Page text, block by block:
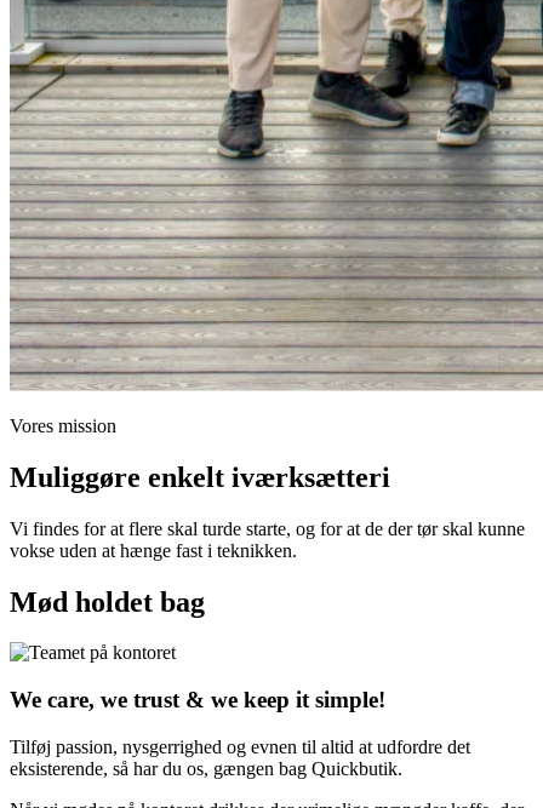
Vores mission
Muliggøre enkelt iværksætteri
Vi findes for at flere skal turde starte, og for at de der tør skal kunne
vokse uden at hænge fast i teknikken.
Mød holdet bag
We care, we trust & we keep it simple!
Tilføj passion, nysgerrighed og evnen til altid at udfordre det
eksisterende, så har du os, gængen bag Quickbutik.